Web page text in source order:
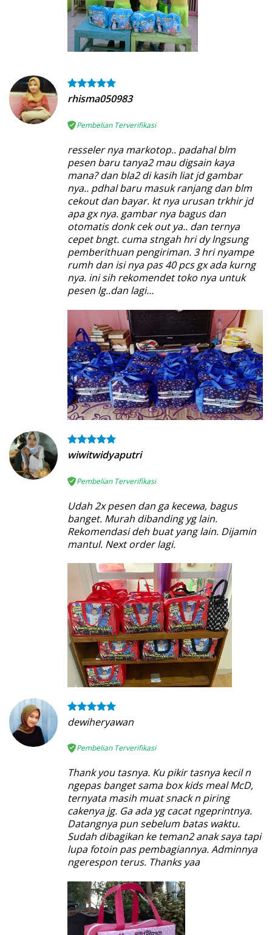
rhisma050983
Pembelian Terverifikasi
resseler nya markotop.. padahal blm
pesen baru tanya2 mau digsain kaya
mana? dan bla2 di kasih liat jd gambar
nya.. pdhal baru masuk ranjang dan blm
cekout dan bayar. kt nya urusan trkhir jd
apa gx nya. gambar nya bagus dan
otomatis donk cek out ya.. dan ternya
cepet bngt. cuma stngah hri dy lngsung
pemberithuan pengiriman. 3 hri nyampe
rumh dan isi nya pas 40 pcs gx ada kurng
nya. ini sih rekomendet toko nya untuk
pesen lg..dan lagi…
wiwitwidyaputri
Pembelian Terverifikasi
Udah 2x pesen dan ga kecewa, bagus
banget. Murah dibanding yg lain.
Rekomendasi deh buat yang lain. Dijamin
mantul. Next order lagi.
dewiheryawan
Pembelian Terverifikasi
Thank you tasnya. Ku pikir tasnya kecil n
ngepas banget sama box kids meal McD,
ternyata masih muat snack n piring
cakenya jg. Ga ada yg cacat ngeprintnya.
Datangnya pun sebelum batas waktu.
Sudah dibagikan ke teman2 anak saya tapi
lupa fotoin pas pembagiannya. Adminnya
ngerespon terus. Thanks yaa